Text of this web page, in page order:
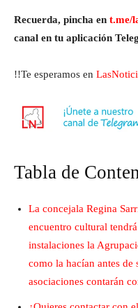
Recuerda, pincha en t.me/
canal en tu aplicación
!!Te esperamos en
Tabla de
La concejala Regina
encuentro cultural
instalaciones la
como la hacían antes de
asociaciones contarán